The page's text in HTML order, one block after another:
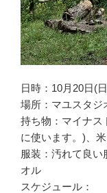
日時：10月20日(
場所：マユスタジ
持ち物：マイナス
に使います。)、
服装：汚れて良
オル
スケジュール：